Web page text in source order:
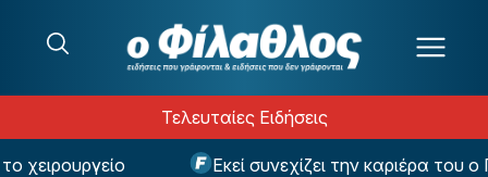
Τελευταίες Ειδήσεις
Εκεί συνεχίζει την καριέρα του ο